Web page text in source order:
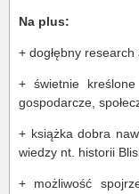
Na plus:
+ dogłębny research
+ świetnie
gospodarcze,
+ książka dobra
wiedzy nt. historii
+ możliwość